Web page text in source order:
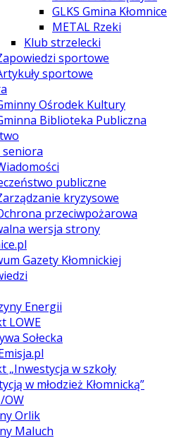
GLKS Gmina Kłomnice
METAL Rzeki
Klub strzelecki
sportowe
sportowe
Ośrodek Kultury
Biblioteka Publiczna
publiczne
kryzysowe
przeciwpożarowa
wersja strony
Gazety Kłomnickiej
Energii
LOWE
Sołecka
„Inwestycja w szkoły
w młodzież Kłomnicką”
OW
Orlik
Maluch